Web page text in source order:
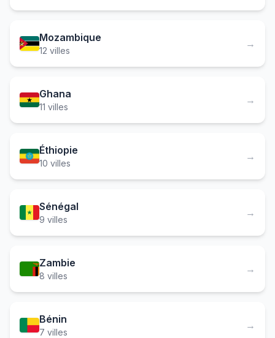
Mozambique
12 villes
→
Ghana
11 villes
→
Éthiopie
10 villes
→
Sénégal
9 villes
→
Zambie
8 villes
→
Bénin
7 villes
→